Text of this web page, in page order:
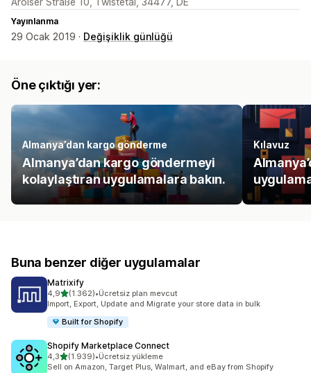
Yayınlanma
29 Ocak 2019 · Değişiklik günlüğü
Öne çıktığı yer:
Almanya’dan kargo gönderme
Almanya’dan kargo göndermeyi
kolaylaştıran uygulamalara bakın.
Kılavuz
Buna benzer diğer uygulamalar
Matrixify
4,95 yıldız üzerinden
(1.362)
toplam 1362 değerlendirme
•Ücretsiz plan mevcut
Import, Export, Update and Migrate your store data in bulk
Built for Shopify
Shopify Marketplace Connect
4,35 yıldız üzerinden
(1.939)
toplam 1939 değerlendirme
•Ücretsiz yükleme
Sell on Amazon, Target Plus, Walmart, and eBay from Shopify